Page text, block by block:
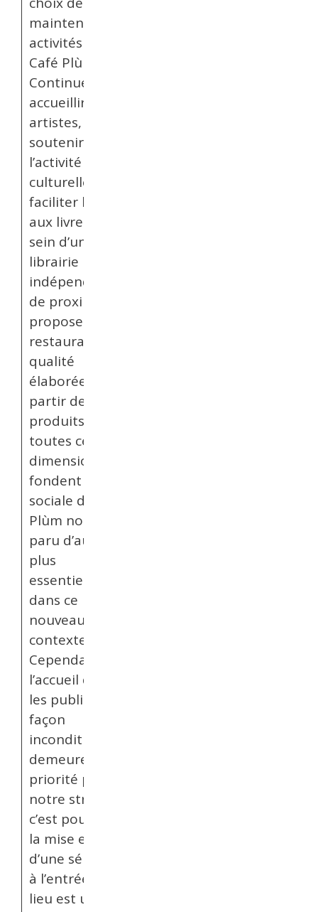
maintenir les
activités du
Café Plùm.
Continuer à
accueillir les
artistes,
soutenir
l’activité
culturelle,
faciliter l’accès
aux livres au
sein d’une
librairie
indépendante
de proximité,
proposer une
restauration de
qualité
élaborée à
partir de
produits locaux,
toutes ces
dimensions qui
fondent l’utilité
sociale du Café
Plùm nous ont
paru d’autant
plus
essentielles
dans ce
nouveau
contexte.
Cependant,
l’accueil de tous
les publics de
façon
inconditionnelle
demeure une
priorité pour
notre structure,
c’est pourquoi
la mise en place
d’une sélection
à l’entrée du
lieu est un choix